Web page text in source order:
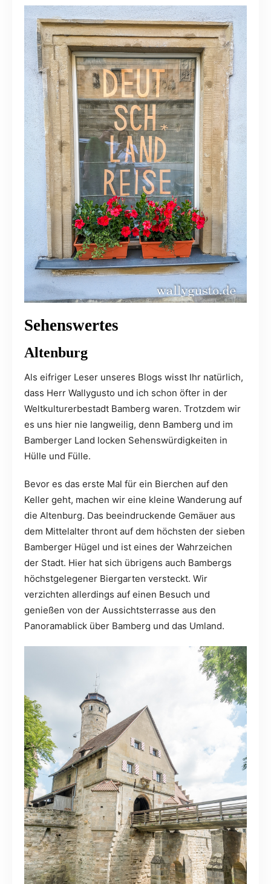
Sehenswertes
Altenburg
Als eifriger Leser unseres Blogs wisst Ihr natürlich,
dass Herr Wallygusto und ich schon öfter in der
Weltkulturerbestadt Bamberg waren. Trotzdem wir
es uns hier nie langweilig, denn Bamberg und im
Bamberger Land locken Sehenswürdigkeiten in
Hülle und Fülle.
Bevor es das erste Mal für ein Bierchen auf den
Keller geht, machen wir eine kleine Wanderung auf
die Altenburg. Das beeindruckende Gemäuer aus
dem Mittelalter thront auf dem höchsten der sieben
Bamberger Hügel und ist eines der Wahrzeichen
der Stadt. Hier hat sich übrigens auch Bambergs
höchstgelegener Biergarten versteckt. Wir
verzichten allerdings auf einen Besuch und
genießen von der Aussichtsterrasse aus den
Panoramablick über Bamberg und das Umland.